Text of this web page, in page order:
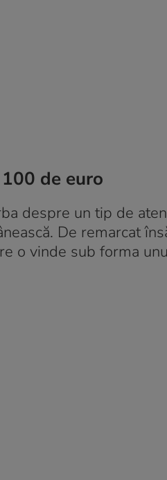
de euro
despre un tip de
De remarcat
o vinde sub forma